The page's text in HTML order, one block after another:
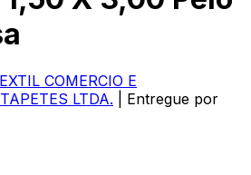
COMERCIO E
LTDA.
| Entregue por